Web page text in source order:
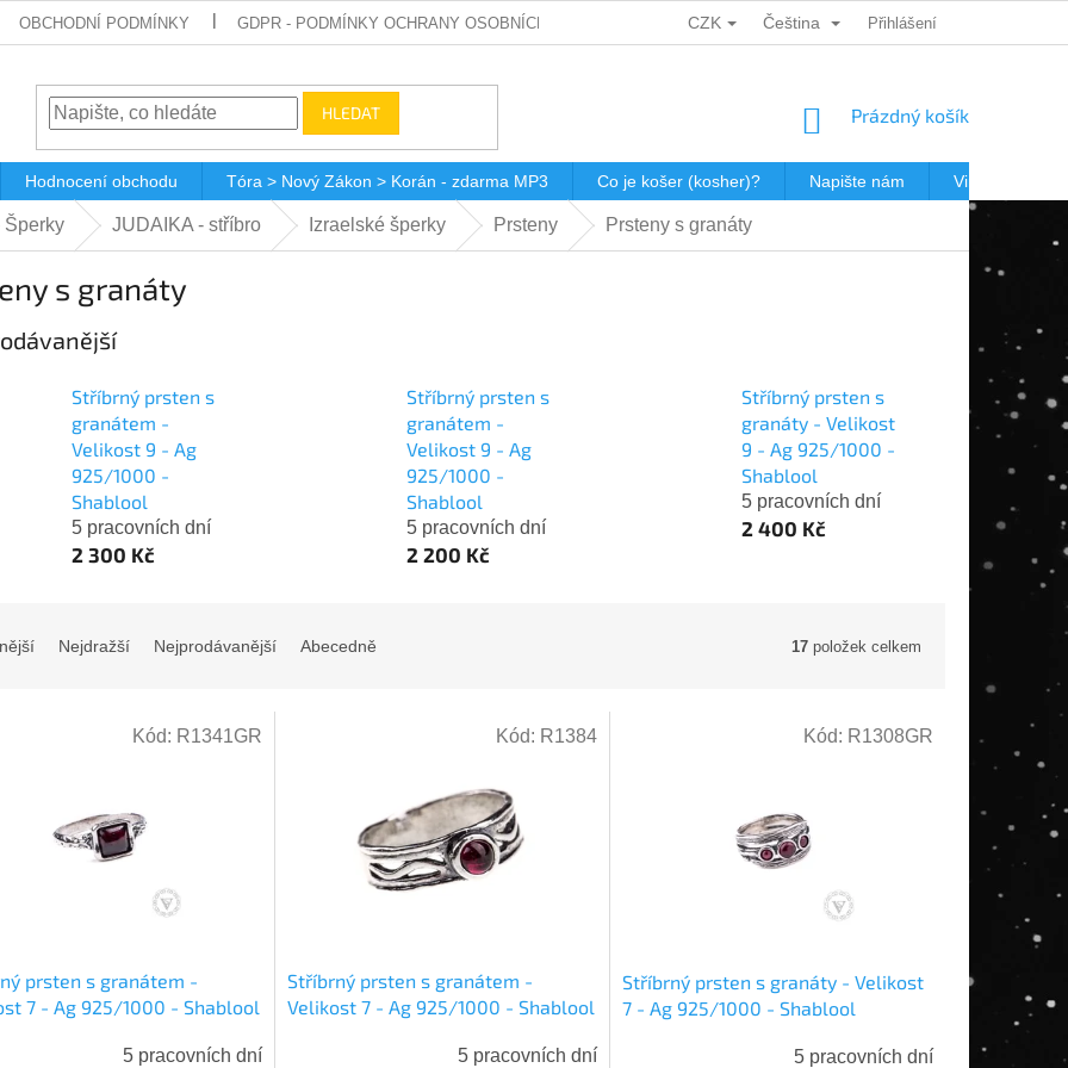
OBCHODNÍ PODMÍNKY GDPR - PODMÍNKY OCHRANY OSOBNÍCH ÚDAJŮ DÁRKOVÉ KUPONY POŠTOVNÉ V JEWISHOP
CZK Čeština Přihlášení
HLEDAT
NÁKUPNÍ
Prázdný košík
Hodnocení obchodu Tóra > Nový Zákon > Korán - zdarma MP3 Co je košer (kosher)? Napište nám Virtualní
Šperky JUDAIKA - stříbro Izraelské šperky Prsteny Prsteny s granáty
s granáty
Stříbrný prsten s
granátem -
Velikost 9 - Ag
925/1000 -
Shablool
5 pracovních dní
2 300 Kč
Stříbrný prsten s
granátem -
Velikost 9 - Ag
925/1000 -
Shablool
5 pracovních dní
2 200 Kč
Stříbrný prsten s
granáty - Velikost
9 - Ag 925/1000 -
Shablool
5 pracovních dní
2 400 Kč
Nejdražší Nejprodávanější Abecedně 17 položek celkem
prsten s granátem -
7 - Ag 925/1000 - Shablool
5 pracovních dní
Kód: R1341GR
Stříbrný prsten s granátem -
Velikost 7 - Ag 925/1000 - Shablool
5 pracovních dní
Kód: R1384
Stříbrný prsten s granáty - Velikost
7 - Ag 925/1000 - Shablool
5 pracovních dní
Kód: R1308GR